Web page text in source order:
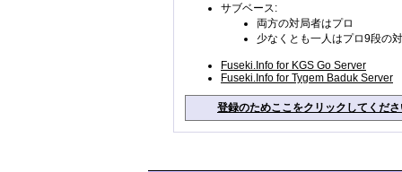
サブベース:
両方の対局者はプロ
少なくとも一人はプロ9段の
Fuseki.Info for KGS Go Server
Fuseki.Info for Tygem Baduk Server
登録のためここをクリックしてくだ